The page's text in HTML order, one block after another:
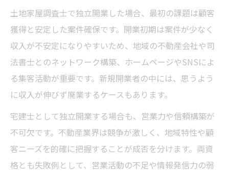
土地家屋調査士で独立開業した場合、最初の課題は顧客
獲得と安定した案件確保です。開業初期は案件が少なく
収入が不安定になりやすいため、地域の不動産会社や司
法書士とのネットワーク構築、ホームページやSNSによ
る集客活動が重要です。新規開業者の中には、思うよう
に収入が伸びず廃業するケースもあります。
宅建士として独立開業する場合も、営業力や信頼構築が
不可欠です。不動産業界は競争が激しく、地域特性や顧
客ニーズを的確に把握することが成否を分けます。両資
格とも失敗例として、営業活動の不足や情報発信力の弱